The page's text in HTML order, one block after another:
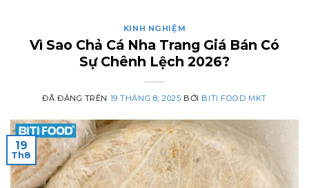
KINH NGHIỆM
Vì Sao Chả Cá Nha Trang Giá Bán Có
Sự Chênh Lệch 2026?
ĐÃ ĐĂNG TRÊN 19 THÁNG 8, 2025 BỞI BITI FOOD MKT
19
Th8